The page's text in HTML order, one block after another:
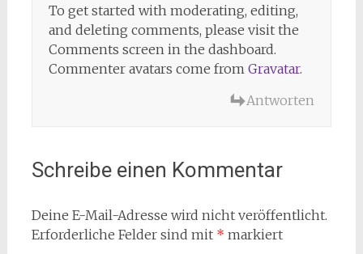
To get started with moderating, editing,
and deleting comments, please visit the
Comments screen in the dashboard.
Commenter avatars come from Gravatar.
Antworten
Schreibe einen Kommentar
Deine E-Mail-Adresse wird nicht veröffentlicht.
Erforderliche Felder sind mit * markiert